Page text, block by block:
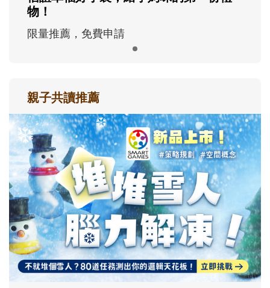
物！
限量推薦，免費申請
親子共讀推薦
最新活動